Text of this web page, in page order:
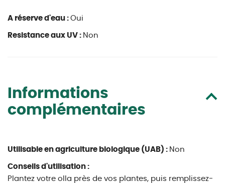
A réserve d'eau : Oui
Resistance aux UV : Non
Informations
complémentaires
Utilisable en agriculture biologique (UAB) : Non
Conseils d'utilisation :
Plantez votre olla près de vos plantes, puis remplissez-